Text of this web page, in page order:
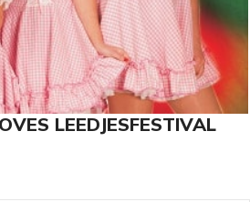
LEEDJESFESTIVAL